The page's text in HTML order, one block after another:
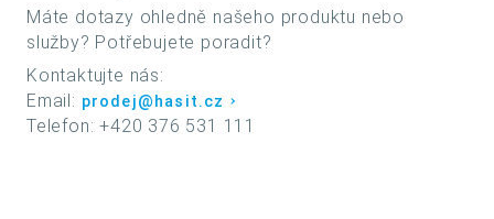
Máte dotazy ohledně našeho produktu nebo
služby? Potřebujete poradit?
Kontaktujte nás:
Email: prodej@hasit.cz
Telefon: +420 376 531 111